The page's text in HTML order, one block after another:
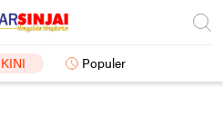
Populer